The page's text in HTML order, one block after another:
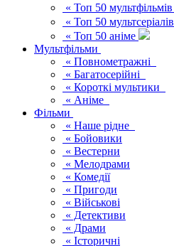
« Топ 50 мультфільмів
« Топ 50 мультсеріалів
« Топ 50 аніме
Мультфільми
« Повнометражні
« Багатосерійні
« Короткі мультики
« Аніме
Фільми
« Наше рідне
« Бойовики
« Вестерни
« Мелодрами
« Комедії
« Пригоди
« Військові
« Детективи
« Драми
« Історичні